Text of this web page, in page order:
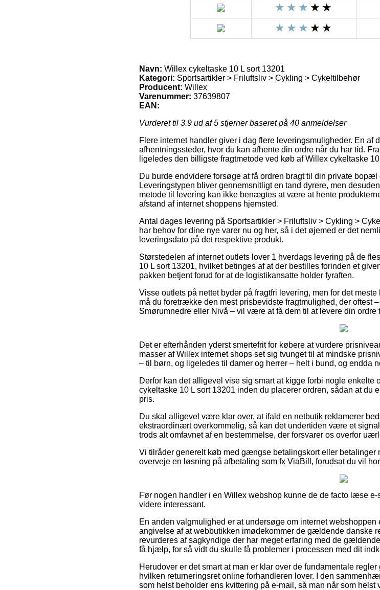
Navn: Willex cykeltaske 10 L sort 13201
Kategori: Sportsartikler > Friluftsliv > Cykling > Cykeltilbehør
Producent: Willex
Varenummer: 37639807
EAN:
Vurderet til 3.9 ud af 5 stjerner baseret på 40 anmeldelser
Flere internet handler giver i dag flere leveringsmuligheder. En af
afhentningssteder, hvor du kan afhente din ordre når du har tid.
ligeledes den billigste fragtmetode ved køb af Willex cykeltaske
Du burde endvidere forsøge at få ordren bragt til din private
Leveringstypen bliver gennemsnitligt en tand dyrere, men
metode til levering kan ikke benægtes at være at hente
afstand af internet shoppens hjemsted.
Antal dages levering på Sportsartikler > Friluftsliv > Cykling >
har behov for dine nye varer nu og her, så i det øjemed er det
leveringsdato på det respektive produkt.
Størstedelen af internet outlets lover 1 hverdags levering på de
10 L sort 13201, hvilket betinges af at der bestilles forinden et
pakken betjent forud for at de logistikansatte holder fyraften.
Visse outlets på nettet byder på fragtfri levering, men for det
må du foretrække den mest prisbevidste fragtmulighed, der oftest
Smørumnedre eller Nivå – vil være at få dem til at levere din ordre
Det er efterhånden yderst smertefrit for købere at vurdere
masser af Willex internet shops set sig tvunget til at mindske
– til børn, og ligeledes til damer og herrer – helt i bund, og endda
Derfor kan det alligevel vise sig smart at kigge forbi nogle enkelte
cykeltaske 10 L sort 13201 inden du placerer ordren, sådan at du
pris.
Du skal alligevel være klar over, at ifald en netbutik reklamerer
ekstraordinært overkommelig, så kan det undertiden være et
trods alt omfavnet af en bestemmelse, der forsvarer os overfor
Vi tilråder generelt køb med gængse betalingskort eller betalinger
overveje en løsning på afbetaling som fx ViaBill, forudsat du vil
Før nogen handler i en Willex webshop kunne de de facto læse
videre interessant.
En anden valgmulighed er at undersøge om internet
angivelse af at webbutikken imødekommer de gældende danske
revurderes af sagkyndige der har meget erfaring med de
få hjælp, for så vidt du skulle få problemer i processen med dit
Herudover er det smart at man er klar over de fundamentale
hvilken returneringsret online forhandleren lover. I den
som helst beholder ens kvittering på e-mail, så man når som